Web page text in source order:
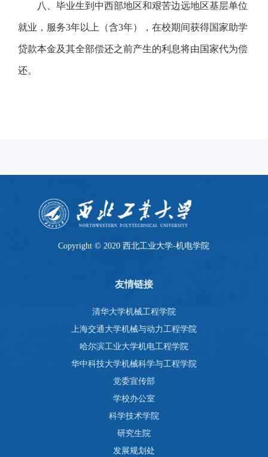
八、毕业生到中西部地区和艰苦边远地区基层单位
就业，服务3年以上（含3年），在校期间获得国家助学
贷款本金及其全部偿还之前产生的利息将由国家代为偿
还。
Copyright © 2020 西北工业大学-机电学院
友情链接
清华大学机械工程学院
上海交通大学机械与动力工程学院
哈尔滨工业大学机电工程学院
华中科技大学机械科学与工程学院
党委宣传部
学校办公室
科学技术学院
研究生院
发展规划处